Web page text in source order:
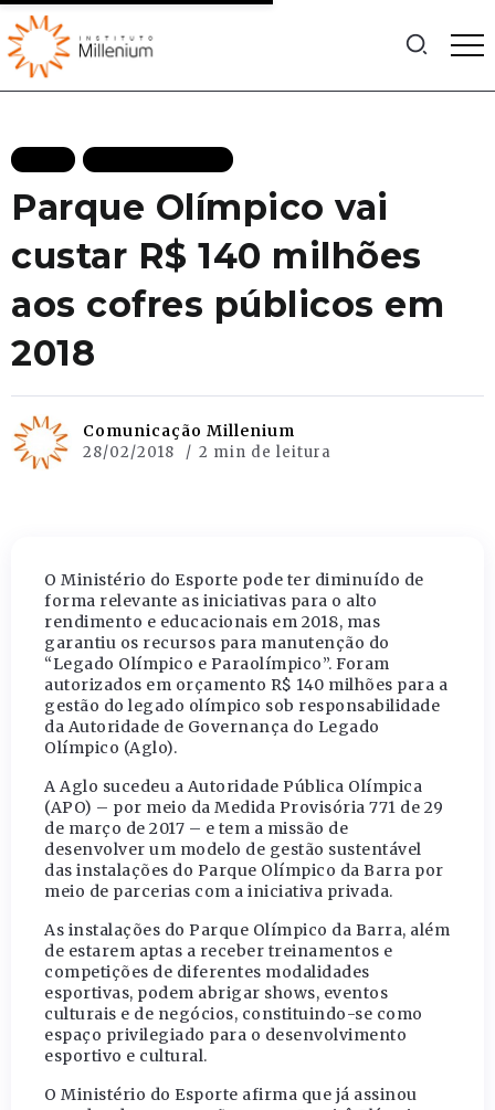
Parque Olímpico vai
custar R$ 140 milhões
aos cofres públicos em
2018
Comunicação Millenium
28/02/2018 2 min de leitura
O Ministério do Esporte pode ter diminuído de
forma relevante as iniciativas para o alto
rendimento e educacionais em 2018, mas
garantiu os recursos para manutenção do
“Legado Olímpico e Paraolímpico”. Foram
autorizados em orçamento R$ 140 milhões para a
gestão do legado olímpico sob responsabilidade
da Autoridade de Governança do Legado
Olímpico (Aglo).
A Aglo sucedeu a Autoridade Pública Olímpica
(APO) – por meio da Medida Provisória 771 de 29
de março de 2017 – e tem a missão de
desenvolver um modelo de gestão sustentável
das instalações do Parque Olímpico da Barra por
meio de parcerias com a iniciativa privada.
As instalações do Parque Olímpico da Barra, além
de estarem aptas a receber treinamentos e
competições de diferentes modalidades
esportivas, podem abrigar shows, eventos
culturais e de negócios, constituindo-se como
espaço privilegiado para o desenvolvimento
esportivo e cultural.
O Ministério do Esporte afirma que já assinou